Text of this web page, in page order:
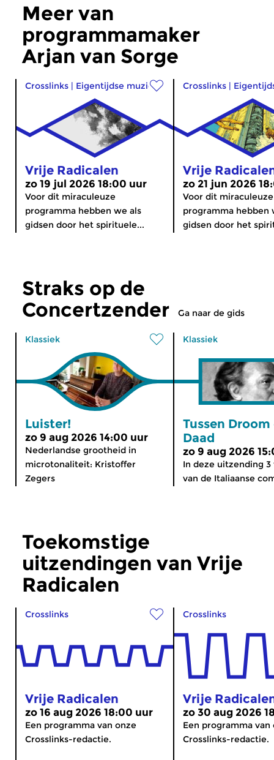
Meer van
programmamaker
Arjan van Sorge
Crosslinks | Eigentijdse muziek
Vrije Radicalen
zo 19 jul 2026 18:00 uur
Voor dit miraculeuze
programma hebben we als
gidsen door het spirituele...
Crosslinks |
Vrije
zo 21 jun 2026
Voor dit miraculeuze
programma hebben
gidsen door het
Straks op de
Concertzender
Ga naar de gids
Klassiek
Luister!
zo 9 aug 2026 14:00 uur
Nederlandse grootheid in
microtonaliteit: Kristoffer
Zegers
Klassiek
Tussen Droom
Daad
zo 9 aug 2026
In deze uitzending
van de Italiaanse
Toekomstige
uitzendingen van Vrije
Radicalen
Crosslinks
Vrije Radicalen
zo 16 aug 2026 18:00 uur
Een programma van onze
Crosslinks-redactie.
Crosslinks
Vrije
zo 30 aug 2026
Een programma van
Crosslinks-redactie.